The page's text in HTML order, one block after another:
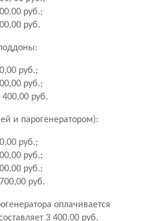
руб.;
руб.
руб.;
руб.;
руб.
и парогенератором):
руб.;
руб.;
руб.;
руб.
оплачивается
3 400,00 руб.